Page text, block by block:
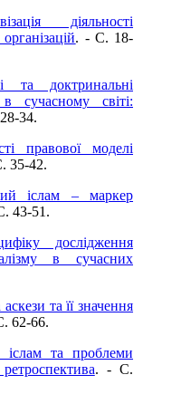
діяльності
. - C. 18-
та доктринальні
сучасному світі:
34.
правової моделі
35-42.
іслам – маркер
43-51.
дослідження
в сучасних
та її значення
62-66.
іслам та проблеми
. - C.